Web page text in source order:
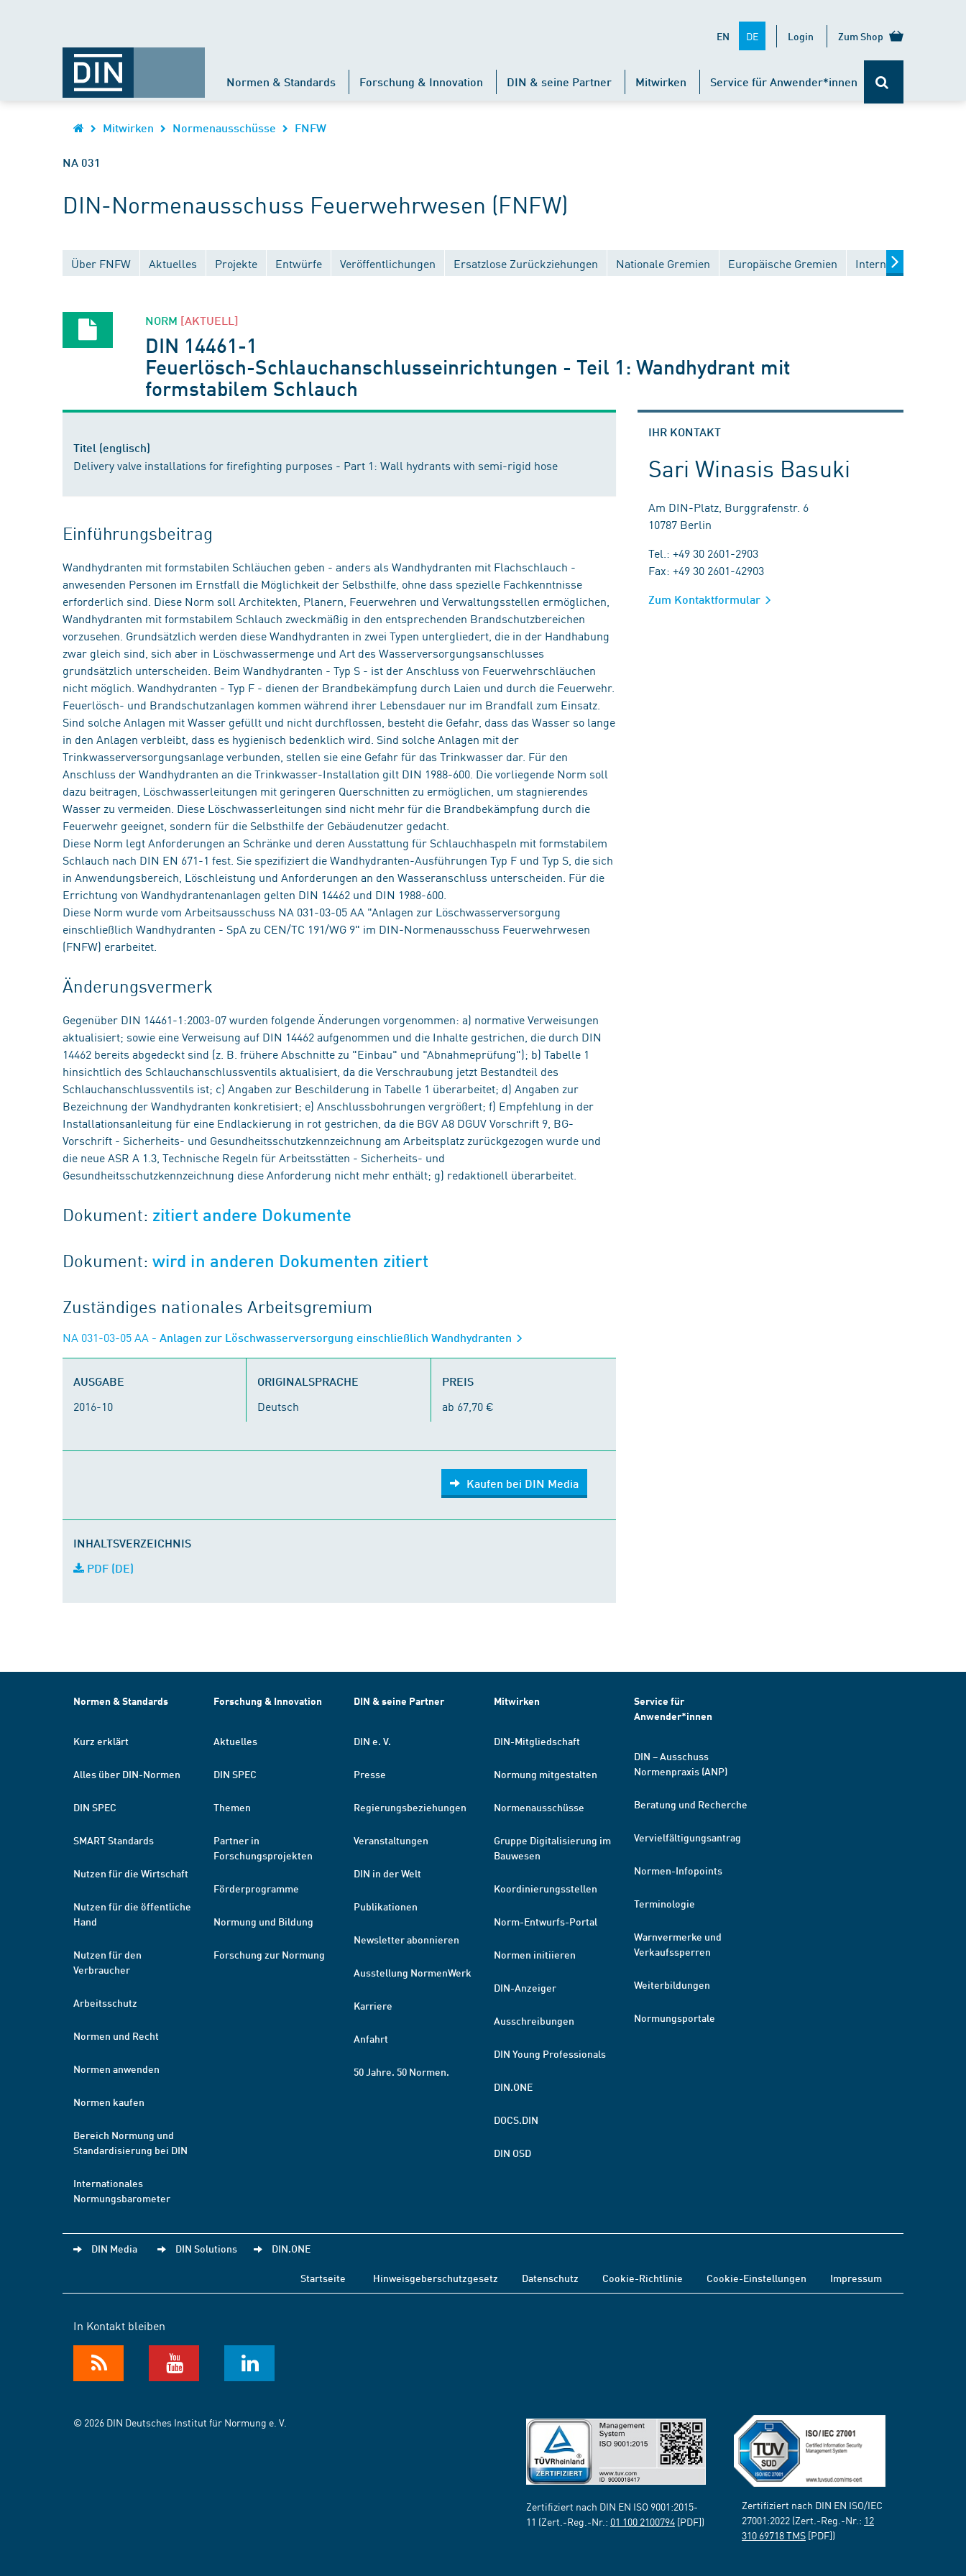
EN DE Login Zum Shop
Normen & Standards Forschung & Innovation DIN & seine Partner Mitwirken Service für Anwender*innen
Mitwirken Normenausschüsse FNFW
NA 031
DIN-Normenausschuss Feuerwehrwesen (FNFW)
Über FNFW Aktuelles Projekte Entwürfe Veröffentlichungen Ersatzlose Zurückziehungen Nationale Gremien Europäische Gremien Internationale
NORM [AKTUELL]
DIN 14461-1
Feuerlösch-Schlauchanschlusseinrichtungen - Teil 1: Wandhydrant mit
formstabilem Schlauch
Titel (englisch)
Delivery valve installations for firefighting purposes - Part 1: Wall hydrants with semi-rigid hose
Einführungsbeitrag
Wandhydranten mit formstabilen Schläuchen geben - anders als Wandhydranten mit Flachschlauch -
anwesenden Personen im Ernstfall die Möglichkeit der Selbsthilfe, ohne dass spezielle Fachkenntnisse
erforderlich sind. Diese Norm soll Architekten, Planern, Feuerwehren und Verwaltungsstellen ermöglichen,
Wandhydranten mit formstabilem Schlauch zweckmäßig in den entsprechenden Brandschutzbereichen
vorzusehen. Grundsätzlich werden diese Wandhydranten in zwei Typen untergliedert, die in der Handhabung
zwar gleich sind, sich aber in Löschwassermenge und Art des Wasserversorgungsanschlusses
grundsätzlich unterscheiden. Beim Wandhydranten - Typ S - ist der Anschluss von Feuerwehrschläuchen
nicht möglich. Wandhydranten - Typ F - dienen der Brandbekämpfung durch Laien und durch die Feuerwehr.
Feuerlösch- und Brandschutzanlagen kommen während ihrer Lebensdauer nur im Brandfall zum Einsatz.
Sind solche Anlagen mit Wasser gefüllt und nicht durchflossen, besteht die Gefahr, dass das Wasser so lange
in den Anlagen verbleibt, dass es hygienisch bedenklich wird. Sind solche Anlagen mit der
Trinkwasserversorgungsanlage verbunden, stellen sie eine Gefahr für das Trinkwasser dar. Für den
Anschluss der Wandhydranten an die Trinkwasser-Installation gilt DIN 1988-600. Die vorliegende Norm soll
dazu beitragen, Löschwasserleitungen mit geringeren Querschnitten zu ermöglichen, um stagnierendes
Wasser zu vermeiden. Diese Löschwasserleitungen sind nicht mehr für die Brandbekämpfung durch die
Feuerwehr geeignet, sondern für die Selbsthilfe der Gebäudenutzer gedacht.
Diese Norm legt Anforderungen an Schränke und deren Ausstattung für Schlauchhaspeln mit formstabilem
Schlauch nach DIN EN 671-1 fest. Sie spezifiziert die Wandhydranten-Ausführungen Typ F und Typ S, die sich
in Anwendungsbereich, Löschleistung und Anforderungen an den Wasseranschluss unterscheiden. Für die
Errichtung von Wandhydrantenanlagen gelten DIN 14462 und DIN 1988-600.
Diese Norm wurde vom Arbeitsausschuss NA 031-03-05 AA "Anlagen zur Löschwasserversorgung
einschließlich Wandhydranten - SpA zu CEN/TC 191/WG 9" im DIN-Normenausschuss Feuerwehrwesen
(FNFW) erarbeitet.
Änderungsvermerk
Gegenüber DIN 14461-1:2003-07 wurden folgende Änderungen vorgenommen: a) normative Verweisungen
aktualisiert; sowie eine Verweisung auf DIN 14462 aufgenommen und die Inhalte gestrichen, die durch DIN
14462 bereits abgedeckt sind (z. B. frühere Abschnitte zu "Einbau" und "Abnahmeprüfung"); b) Tabelle 1
hinsichtlich des Schlauchanschlussventils aktualisiert, da die Verschraubung jetzt Bestandteil des
Schlauchanschlussventils ist; c) Angaben zur Beschilderung in Tabelle 1 überarbeitet; d) Angaben zur
Bezeichnung der Wandhydranten konkretisiert; e) Anschlussbohrungen vergrößert; f) Empfehlung in der
Installationsanleitung für eine Endlackierung in rot gestrichen, da die BGV A8 DGUV Vorschrift 9, BG-
Vorschrift - Sicherheits- und Gesundheitsschutzkennzeichnung am Arbeitsplatz zurückgezogen wurde und
die neue ASR A 1.3, Technische Regeln für Arbeitsstätten - Sicherheits- und
Gesundheitsschutzkennzeichnung diese Anforderung nicht mehr enthält; g) redaktionell überarbeitet.
Dokument: zitiert andere Dokumente
Dokument:wird in anderen Dokumenten zitiert
Zuständiges nationales Arbeitsgremium
NA 031-03-05 AA - Anlagen zur Löschwasserversorgung einschließlich Wandhydranten
AUSGABE
2016-10
ORIGINALSPRACHE
Deutsch
PREIS
ab 67,70 €
Kaufen bei DIN Media
INHALTSVERZEICHNIS
PDF (DE)
IHR KONTAKT
Sari Winasis Basuki
Am DIN-Platz, Burggrafenstr. 6
10787 Berlin
Tel.: +49 30 2601-2903
Fax: +49 30 2601-42903
Zum Kontaktformular
Normen & Standards
Kurz erklärt
Alles über DIN-Normen
DIN SPEC
SMART Standards
Nutzen für die Wirtschaft
Nutzen für die öffentliche
Hand
Nutzen für den
Verbraucher
Arbeitsschutz
Normen und Recht
Normen anwenden
Normen kaufen
Bereich Normung und
Standardisierung bei DIN
Internationales
Normungsbarometer
Forschung & Innovation
Aktuelles
DIN SPEC
Themen
Partner in
Forschungsprojekten
Förderprogramme
Normung und Bildung
Forschung zur Normung
DIN & seine Partner
DIN e. V.
Presse
Regierungsbeziehungen
Veranstaltungen
DIN in der Welt
Publikationen
Newsletter abonnieren
Ausstellung NormenWerk
Karriere
Anfahrt
50 Jahre. 50 Normen.
Mitwirken
DIN-Mitgliedschaft
Normung mitgestalten
Normenausschüsse
Gruppe Digitalisierung im
Bauwesen
Koordinierungsstellen
Norm-Entwurfs-Portal
Normen initiieren
DIN-Anzeiger
Ausschreibungen
DIN Young Professionals
DIN.ONE
DOCS.DIN
DIN OSD
Service für
Anwender*innen
DIN – Ausschuss
Normenpraxis (ANP)
Beratung und Recherche
Vervielfältigungsantrag
Normen-Infopoints
Terminologie
Warnvermerke und
Verkaufssperren
Weiterbildungen
Normungsportale
DIN Media DIN Solutions DIN.ONE
Startseite Hinweisgeberschutzgesetz Datenschutz Cookie-Richtlinie Cookie-Einstellungen Impressum
In Kontakt bleiben
© 2026 DIN Deutsches Institut für Normung e. V.
Zertifiziert nach DIN EN ISO 9001:2015-
11 (Zert.-Reg.-Nr.: 01 100 2100794 [PDF])
Zertifiziert nach DIN EN ISO/IEC
27001:2022 (Zert.-Reg.-Nr.: 12
310 69718 TMS [PDF])